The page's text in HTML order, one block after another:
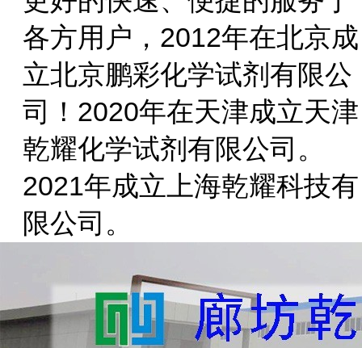
各方用户，2012年在北京成
立北京鹏彩化学试剂有限公
司！2020年在天津成立天津
乾耀化学试剂有限公司。
2021年成立上海乾耀科技有
限公司。